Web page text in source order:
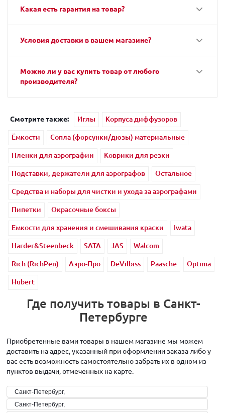
Какая есть гарантия на товар?
Условия доставки в вашем магазине?
Можно ли у вас купить товар от любого
производителя?
Смотрите также: Иглы
Корпуса диффузоров
Ёмкости
Сопла (форсунки/дюзы) материальные
Пленки для аэрографии
Коврики для резки
Подставки, держатели для аэрографов
Остальное
Средства и наборы для чистки и ухода за аэрографами
Пипетки
Окрасочные боксы
Емкости для хранения и смешивания краски
Iwata
Harder&Steenbeck
SATA JAS
Walcom
Rich (RichPen)
Аэро-Про DeVilbiss Paasche
Optima
Hubert
Где получить товары в Санкт-
Петербурге
Приобретенные вами товары в нашем магазине мы можем
доставить на адрес, указанный при оформлении заказа либо у
вас есть возможность самостоятельно забрать их в одном из
пунктов выдачи, отмеченных на карте.
Санкт-Петербург,
Санкт-Петербург,